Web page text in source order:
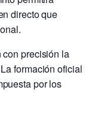
directo que
con precisión la
formación oficial
por los